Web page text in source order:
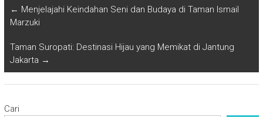
← Menjelajahi Keindahan Seni dan Budaya di Taman Ismail
Marzuki
Taman Suropati: Destinasi Hijau yang Memikat di Jantung
Jakarta →
Cari